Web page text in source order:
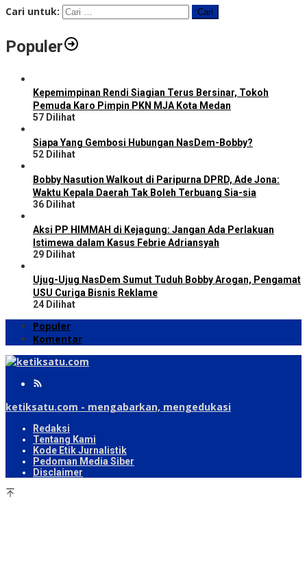
Cari untuk:
Populer
Kepemimpinan Rendi Siagian Terus Bersinar, Tokoh
Pemuda Karo Pimpin PKN MJA Kota Medan
57 Dilihat
Siapa Yang Gembosi Hubungan NasDem-Bobby?
52 Dilihat
Bobby Nasution Walkout di Paripurna DPRD, Ade Jona:
Waktu Kepala Daerah Tak Boleh Terbuang Sia-sia
36 Dilihat
Aksi PP HIMMAH di Kejagung: Jangan Ada Perlakuan
Istimewa dalam Kasus Febrie Adriansyah
29 Dilihat
Ujug-Ujug NasDem Sumut Tuduh Bobby Arogan, Pengamat
USU Curiga Bisnis Reklame
24 Dilihat
Populer
Komentar
ketiksatu.com - mengabarkan, mengedukasi
Redaksi
Tentang Kami
Kode Etik Jurnalistik
Pedoman Media Siber
Disclaimer